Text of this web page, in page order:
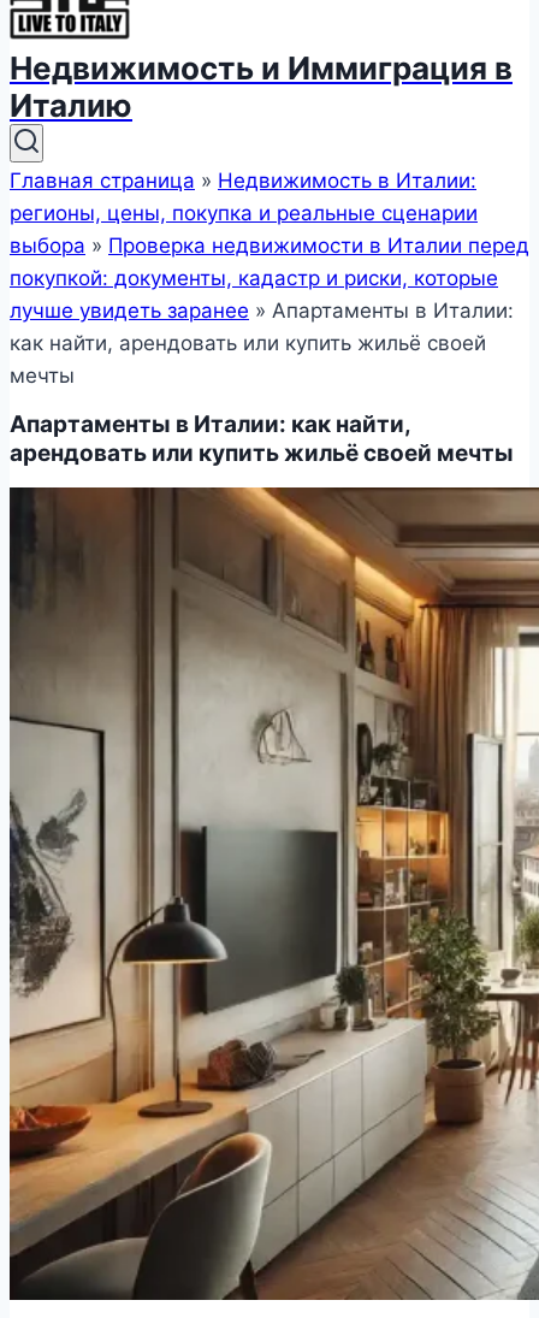
Недвижимость и Иммиграция в
Италию
Главная страница » Недвижимость в Италии:
регионы, цены, покупка и реальные сценарии
выбора » Проверка недвижимости в Италии перед
покупкой: документы, кадастр и риски, которые
лучше увидеть заранее » Апартаменты в Италии:
как найти, арендовать или купить жильё своей
мечты
Апартаменты в Италии: как найти,
арендовать или купить жильё своей мечты